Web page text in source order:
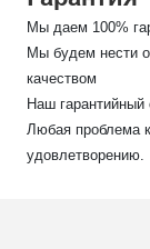
Мы даем 100%
Мы будем нести
качеством
Наш гарантийный
Любая проблема
удовлетворению.